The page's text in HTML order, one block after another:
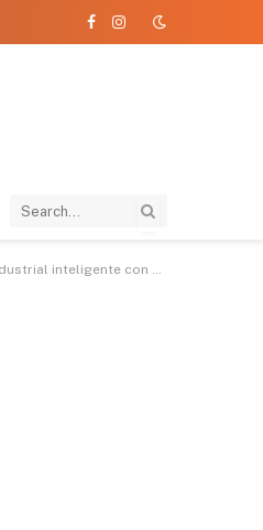
Facebook
Instagram
con Arduino Pro